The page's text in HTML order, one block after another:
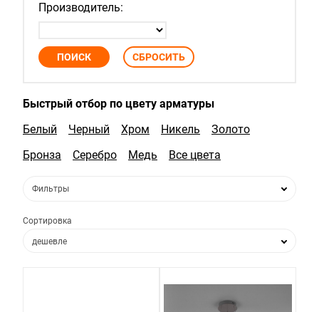
Производитель:
Быстрый отбор по цвету арматуры
Белый
Черный Хром Никель
Золото
Бронза
Серебро Медь Все цвета
Фильтры
Сортировка
дешевле